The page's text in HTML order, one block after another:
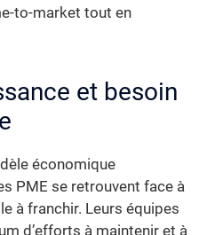
to-market tout en
et besoin
économique
PME se retrouvent face à
à franchir. Leurs équipes
d’efforts à maintenir et à